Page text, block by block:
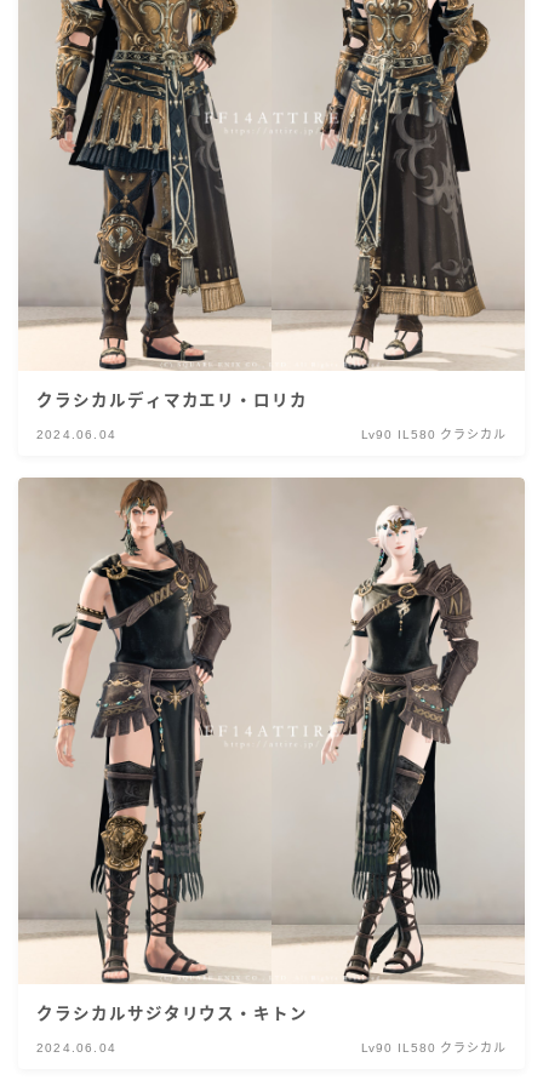
クラシカルディマカエリ・ロリカ
2024.06.04 Lv90 IL580 クラシカル
クラシカルサジタリウス・キトン
2024.06.04 Lv90 IL580 クラシカル